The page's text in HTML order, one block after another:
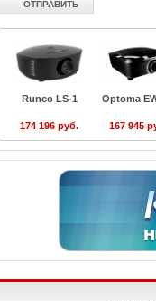
Runco LS-1
174 196 руб.
Optoma
167 945